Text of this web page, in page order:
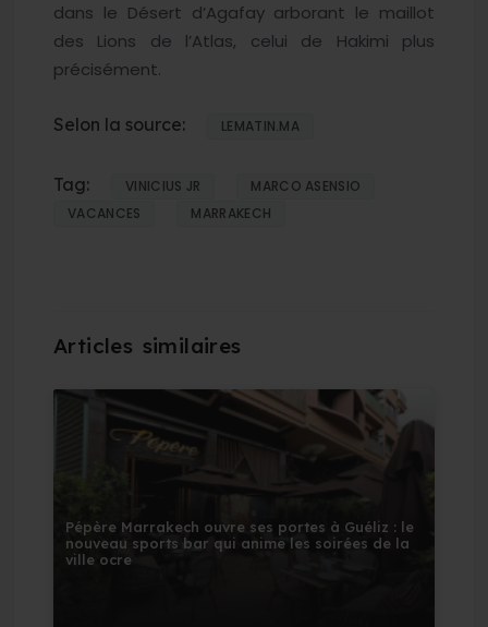
dans le Désert d’Agafay arborant le maillot
des Lions de l’Atlas, celui de Hakimi plus
précisément.
Selon la source: LEMATIN.MA
Tag: VINICIUS JR
MARCO ASENSIO
VACANCES
MARRAKECH
Pépère Marrakech ouvre ses portes à Guéliz : le
nouveau sports bar qui anime les soirées de la
ville ocre